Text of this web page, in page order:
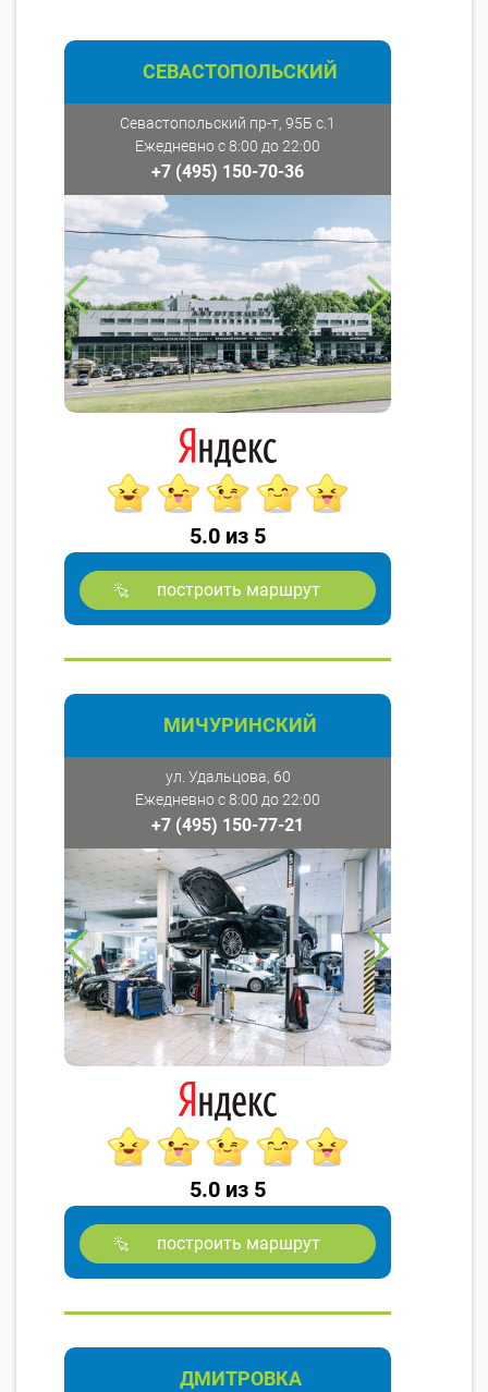
СЕВАСТОПОЛЬСКИЙ
Севастопольский пр-т, 95Б с.1
Ежедневно с 8:00 до 22:00
+7 (495) 150-70-36
5.0 из 5
построить маршрут
МИЧУРИНСКИЙ
ул. Удальцова, 60
Ежедневно с 8:00 до 22:00
+7 (495) 150-77-21
5.0 из 5
построить маршрут
ДМИТРОВКА